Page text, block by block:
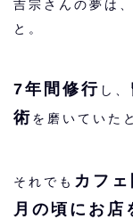
吉宗さんの夢は
と。
7年間修行 し、
術を磨いていた
それでも カフ
月の頃にお店